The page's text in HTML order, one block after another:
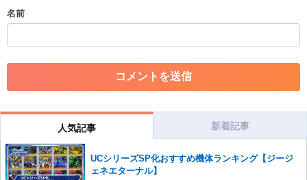
・その他、管理者が不適切と判断した投稿
コメントの削除を申請する ※投稿内容を確認後、順次対応さ
※一度削除したコメントは復元ができませんのでご注意くだ
また、過度な利用規約の違反や、弊社に損害の及ぶ内容の書き込みがあ
った場合は、法的措置をとらせていただく場合もございますので、あら
かじめご理解くださいませ。
名前
人気記事 新着記事
UCシリーズSP化おすすめ機体ランキング【ジージ
ェネエターナル】